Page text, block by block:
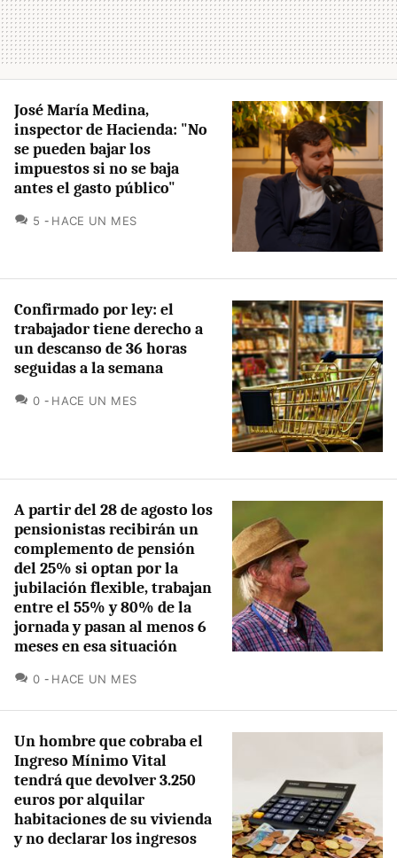
José María Medina,
inspector de Hacienda: "No
se pueden bajar los
impuestos si no se baja
antes el gasto público"
5 COMENTARIOS
HACE UN MES
Confirmado por ley: el
trabajador tiene derecho a
un descanso de 36 horas
seguidas a la semana
0 COMENTARIOS
HACE UN MES
A partir del 28 de agosto los
pensionistas recibirán un
complemento de pensión
del 25% si optan por la
jubilación flexible, trabajan
entre el 55% y 80% de la
jornada y pasan al menos 6
meses en esa situación
0 COMENTARIOS
HACE UN MES
Un hombre que cobraba el
Ingreso Mínimo Vital
tendrá que devolver 3.250
euros por alquilar
habitaciones de su vivienda
y no declarar los ingresos